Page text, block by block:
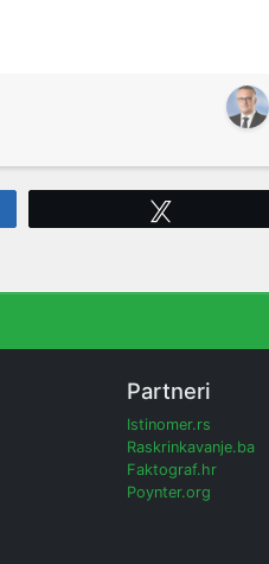
Partneri
Istinomer.rs
Raskrinkavanje.ba
Faktograf.hr
Poynter.org